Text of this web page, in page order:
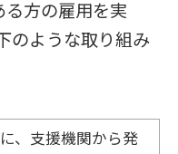
る方の雇用を実
のような取り組み
、支援機関から発